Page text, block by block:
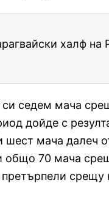
халф на
седем мача
дойде с
шест мача далеч
общо 70 мача
срещу